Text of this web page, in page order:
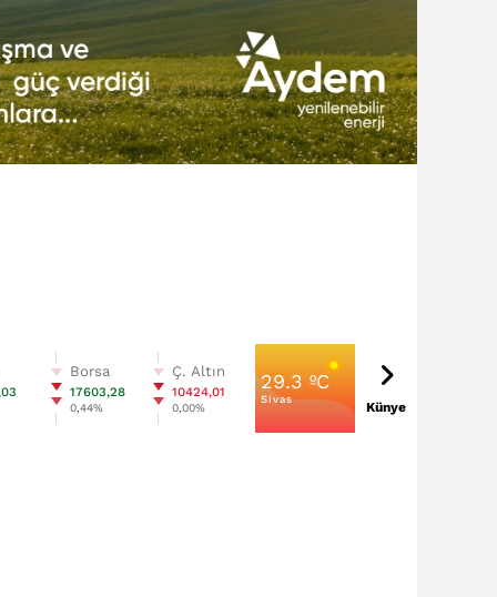
Borsa
17603,28
0,44%
Ç. Altın
10424,01
0,00%
29.3 ºC
Sivas
Künye